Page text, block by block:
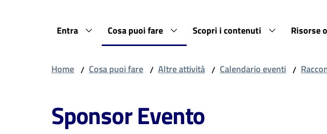
Entra Cosa puoi fare Scopri i contenuti Risorse
Home / Cosa puoi fare / Altre attività / Calendario eventi /
Sponsor Evento